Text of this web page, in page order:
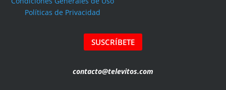
Políticas de Privacidad
SUSCRÍBETE
contacto@televitos.com